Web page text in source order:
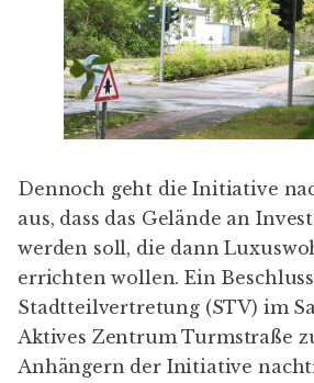
Dennoch geht die Initiative
aus, dass das Gelände an
werden soll, die dann
errichten wollen. Ein
Stadtteilvertretung(STV) im
Aktives Zentrum Turmstraße
Anhängern der Initiative